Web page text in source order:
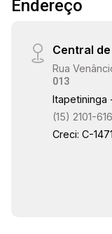
Endereço
Central
Rua
013
Itapetininga
(15) 2101-
Creci: C-